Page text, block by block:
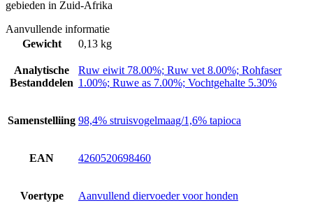
gebieden in Zuid-Afrika
Aanvullende informatie
Gewicht
0,13 kg
Analytische
Bestanddelen
Ruw eiwit 78.00%; Ruw vet 8.00%; Rohfaser
1.00%; Ruwe as 7.00%; Vochtgehalte 5.30%
Samenstelliing 98,4% struisvogelmaag/1,6% tapioca
EAN 4260520698460
Voertype Aanvullend diervoeder voor honden